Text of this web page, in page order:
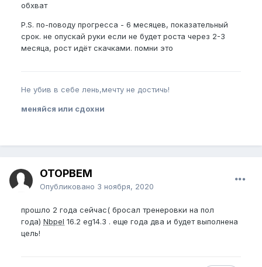
обхват
P.S. по-поводу прогресса - 6 месяцев, показательный
срок. не опускай руки если не будет роста через 2-3
месяца, рост идёт скачками. помни это
Не убив в себе лень,мечту не достичь!
меняйся или сдохни
OTOPBEM
Опубликовано 3 ноября, 2020
прошло 2 года сейчас( бросал тренеровки на пол
года) Nbpel 16.2 eg14.3 . еще года два и будет выполнена
цель!